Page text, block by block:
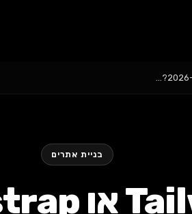
בניית אתרים